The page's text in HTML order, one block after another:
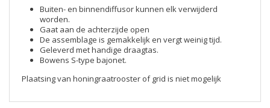
Buiten- en binnendiffusor kunnen elk verwijderd
worden.
Gaat aan de achterzijde open
De assemblage is gemakkelijk en vergt weinig tijd.
Geleverd met handige draagtas.
Bowens S-type bajonet.
Plaatsing van honingraatrooster of grid is niet mogelijk